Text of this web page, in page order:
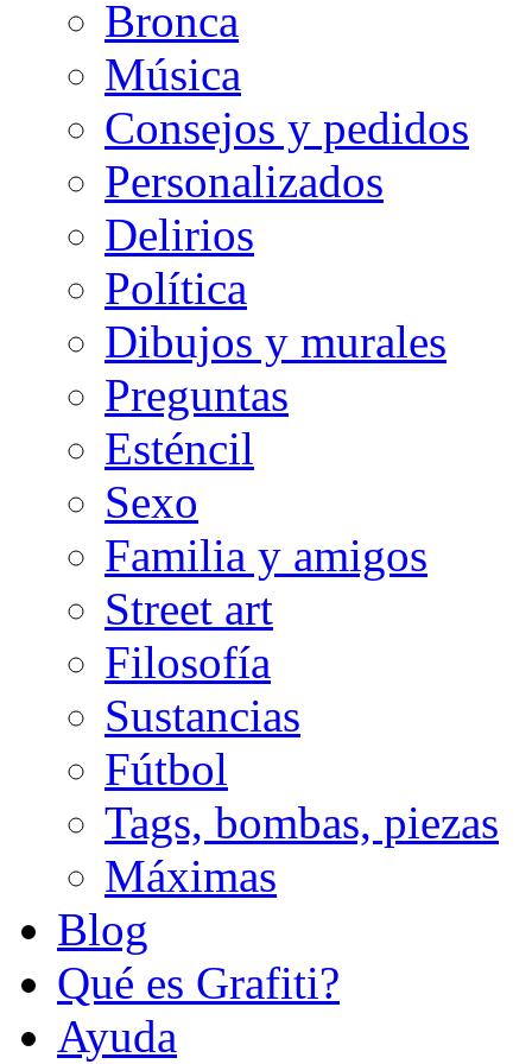
Bronca
Música
Consejos y pedidos
Personalizados
Delirios
Política
Dibujos y murales
Preguntas
Esténcil
Sexo
Familia y amigos
Street art
Filosofía
Sustancias
Fútbol
Tags, bombas, piezas
Máximas
Blog
Qué es Grafiti?
Ayuda